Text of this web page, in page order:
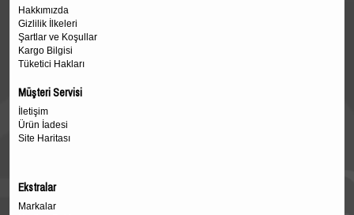
Hakkımızda
Gizlilik İlkeleri
Şartlar ve Koşullar
Kargo Bilgisi
Tüketici Hakları
Müşteri Servisi
İletişim
Ürün İadesi
Site Haritası
Ekstralar
Markalar